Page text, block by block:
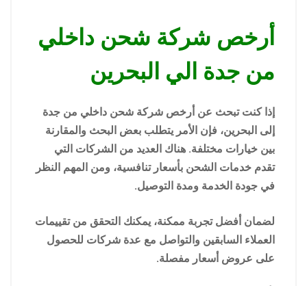
أرخص شركة شحن داخلي
من جدة الي البحرين
إذا كنت تبحث عن أرخص شركة شحن داخلي من جدة
إلى البحرين، فإن الأمر يتطلب بعض البحث والمقارنة
بين خيارات مختلفة. هناك العديد من الشركات التي
تقدم خدمات الشحن بأسعار تنافسية، ومن المهم النظر
في جودة الخدمة ومدة التوصيل.
لضمان أفضل تجربة ممكنة، يمكنك التحقق من تقييمات
العملاء السابقين والتواصل مع عدة شركات للحصول
على عروض أسعار مفصلة.